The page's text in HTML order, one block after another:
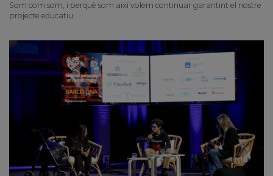
Som com som, i perquè som així volem continuar garantint el nostre
projecte educatiu.